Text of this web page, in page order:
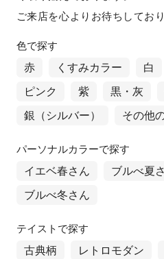
ご来店を心よりお待ちしており
色で探す
赤 くすみカラー 白
ピンク
紫 黒・灰
銀（シルバー）
その他
パーソナルカラーで探す
イエベ春さん ブルべ夏
ブルべ冬さん
テイストで探す
古典柄 レトロモダン